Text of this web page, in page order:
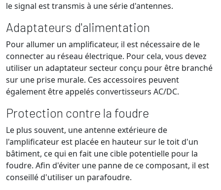
le signal est transmis à une série d'antennes.
Adaptateurs d'alimentation
Pour allumer un amplificateur, il est nécessaire de le
connecter au réseau électrique. Pour cela, vous devez
utiliser un adaptateur secteur conçu pour être branché
sur une prise murale. Ces accessoires peuvent
également être appelés convertisseurs AC/DC.
Protection contre la foudre
Le plus souvent, une antenne extérieure de
l'amplificateur est placée en hauteur sur le toit d'un
bâtiment, ce qui en fait une cible potentielle pour la
foudre. Afin d'éviter une panne de ce composant, il est
conseillé d'utiliser un parafoudre.